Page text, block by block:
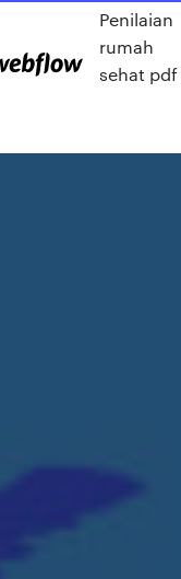
Penilaian
rumah
sehat pdf